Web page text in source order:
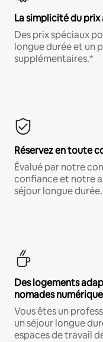
La simplicité du prix
Des prix spéciaux
longue durée et un
supplémentaires.*
Réservez en toute
Évalué par notre
confiance et notre
séjour longue durée.
Des logements
nomades
Vous êtes un
un séjour longue
espaces de travail